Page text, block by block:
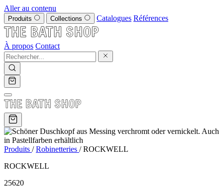
Aller au contenu
Produits Collections Catalogues Références
À propos Contact
Produits / Robinetteries / ROCKWELL
ROCKWELL
25620